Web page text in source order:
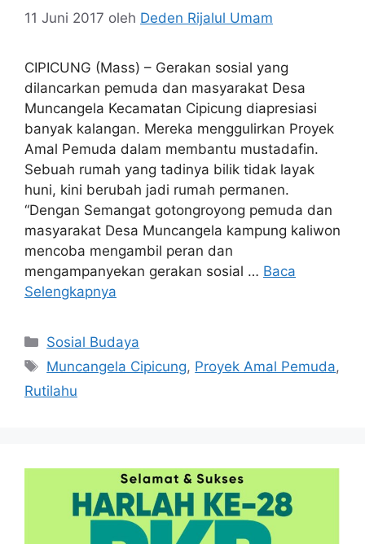
11 Juni 2017 oleh Deden Rijalul Umam
CIPICUNG (Mass) – Gerakan sosial yang
dilancarkan pemuda dan masyarakat Desa
Muncangela Kecamatan Cipicung diapresiasi
banyak kalangan. Mereka menggulirkan Proyek
Amal Pemuda dalam membantu mustadafin.
Sebuah rumah yang tadinya bilik tidak layak
huni, kini berubah jadi rumah permanen.
“Dengan Semangat gotongroyong pemuda dan
masyarakat Desa Muncangela kampung kaliwon
mencoba mengambil peran dan
mengampanyekan gerakan sosial … Baca
Selengkapnya
Kategori
Sosial Budaya
Tag
Muncangela Cipicung, Proyek Amal Pemuda,
Rutilahu